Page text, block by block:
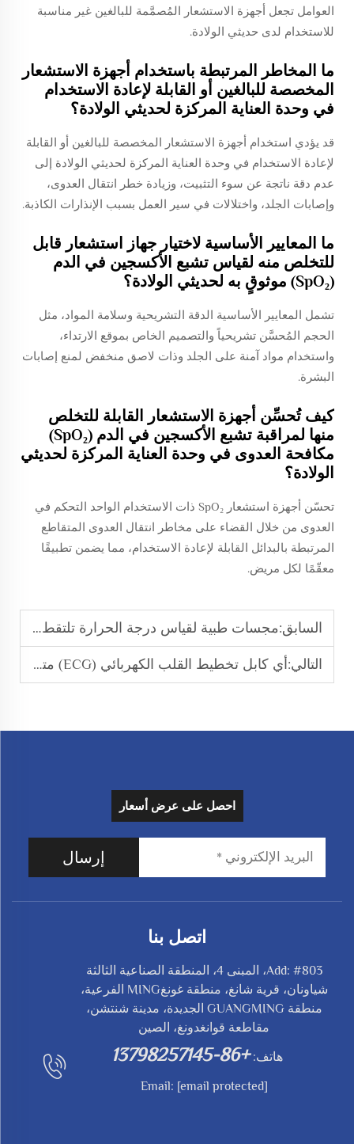
العوامل تجعل أجهزة الاستشعار المُصمَّمة للبالغين غير مناسبة
للاستخدام لدى حديثي الولادة.
ما المخاطر المرتبطة باستخدام أجهزة الاستشعار
المخصصة للبالغين أو القابلة لإعادة الاستخدام
في وحدة العناية المركزة لحديثي الولادة؟
قد يؤدي استخدام أجهزة الاستشعار المخصصة للبالغين أو القابلة
لإعادة الاستخدام في وحدة العناية المركزة لحديثي الولادة إلى
عدم دقة ناتجة عن سوء التثبيت، وزيادة خطر انتقال العدوى،
وإصابات الجلد، واختلالات في سير العمل بسبب الإنذارات الكاذبة.
ما المعايير الأساسية لاختيار جهاز استشعار قابل
للتخلص منه لقياس تشبع الأكسجين في الدم
(SpO₂) موثوقٍ به لحديثي الولادة؟
تشمل المعايير الأساسية الدقة التشريحية وسلامة المواد، مثل
الحجم المُحسَّن تشريحياً والتصميم الخاص بموقع الارتداء،
واستخدام مواد آمنة على الجلد وذات لاصق منخفض لمنع إصابات
البشرة.
كيف تُحسِّن أجهزة الاستشعار القابلة للتخلص
منها لمراقبة تشبع الأكسجين في الدم (SpO₂)
مكافحة العدوى في وحدة العناية المركزة لحديثي
الولادة؟
تحسّن أجهزة استشعار SpO₂ ذات الاستخدام الواحد التحكم في
العدوى من خلال القضاء على مخاطر انتقال العدوى المتقاطع
المرتبطة بالبدائل القابلة لإعادة الاستخدام، مما يضمن تطبيقًا
معقّمًا لكل مريض.
السابق:مجسات طبية لقياس درجة الحرارة تلتقط إشارات درجة حرارة الجسم بدقة
التالي:أي كابل تخطيط القلب الكهربائي (ECG) متوافق مع أجهزة مراقبة القلب متعددة العلامات التجارية؟
احصل على عرض أسعار
إرسال
اتصل بنا
Add: #803، المبنى 4، المنطقة الصناعية الثالثة
شياونان، قرية شانغ، منطقة غونغMING الفرعية،
منطقة GUANGMING الجديدة، مدينة شنتشن،
مقاطعة قوانغدونغ، الصين
هاتف: +86-13798257145
Email: [email protected]